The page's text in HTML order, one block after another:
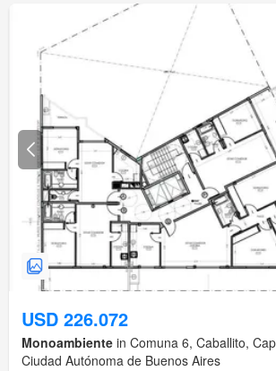
USD 226.072
Monoambiente in Comuna 6, Caballito,
Ciudad Autónoma de Buenos Aires